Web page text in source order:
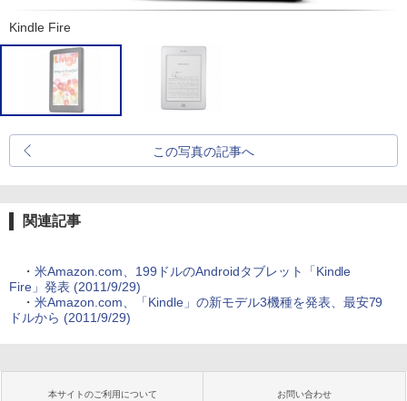
Kindle Fire
この写真の記事へ
関連記事
・ 米Amazon.com、199ドルのAndroidタブレット「Kindle
Fire」発表 (2011/9/29)
・ 米Amazon.com、「Kindle」の新モデル3機種を発表、最安79
ドルから (2011/9/29)
本サイトのご利用について お問い合わせ